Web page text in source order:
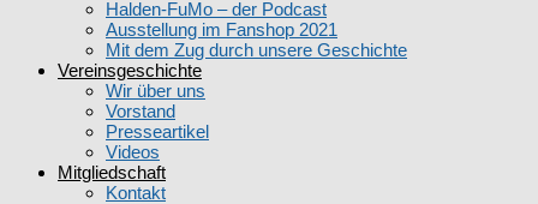
Halden-FuMo – der Podcast
Ausstellung im Fanshop 2021
Mit dem Zug durch unsere Geschichte
Vereinsgeschichte
Wir über uns
Vorstand
Presseartikel
Videos
Mitgliedschaft
Kontakt